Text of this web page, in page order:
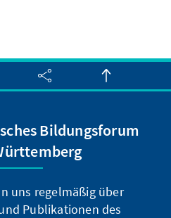
Bildungsforum
uns regelmäßig über
Publikationen des